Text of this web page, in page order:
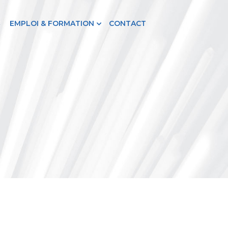
EMPLOI & FORMATION CONTACT